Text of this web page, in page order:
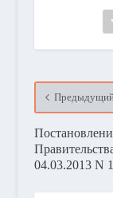
04.03.2013 N